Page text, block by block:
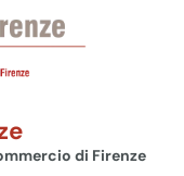
di Firenze